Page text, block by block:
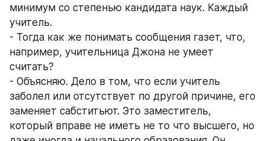
минимум со степенью кандидата наук. Каждый
учитель.
- Тогда как же понимать сообщения газет, что,
например, учительница Джона не умеет
считать?
- Объясняю. Дело в том, что если учитель
заболел или отсутствует по другой причине, его
заменяет сабститьют. Это заместитель,
который вправе не иметь не то что высшего, но